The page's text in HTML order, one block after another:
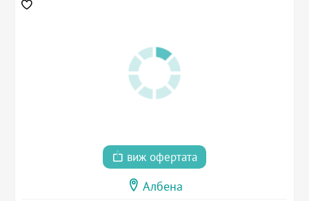
виж офертата
Албена